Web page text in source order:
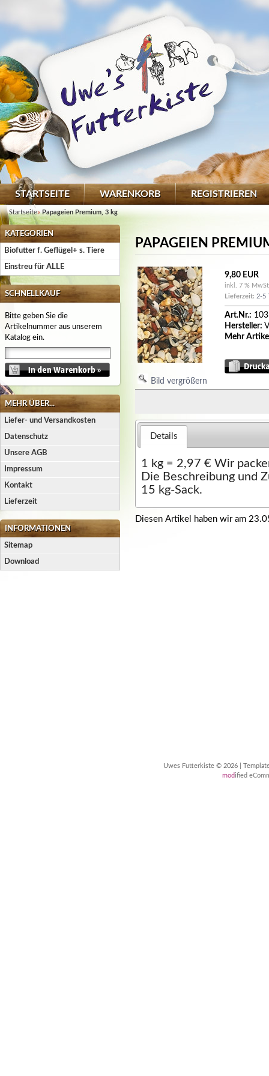
STARTSEITE WARENKORB REGISTRIEREN
Startseite»Papageien Premium, 3 kg
KATEGORIEN
Biofutter f. Geflügel+ s. Tiere
Einstreu für ALLE
SCHNELLKAUF
Bitte geben Sie die
Artikelnummer aus unserem
Katalog ein.
MEHR ÜBER...
Liefer- und Versandkosten
Datenschutz
Unsere AGB
Impressum
Kontakt
Lieferzeit
INFORMATIONEN
Sitemap
Download
PAPAGEIEN
Bild vergrößern
9,80 EUR
inkl. 7 %
Lieferzeit: 2-5
Art.Nr.:
Hersteller:
Mehr
Details
1 kg = 2,97 € Wir
Die Beschreibung und
15 kg-Sack.
Diesen Artikel haben wir am
Uwes Futterkiste © 2026 |
modified